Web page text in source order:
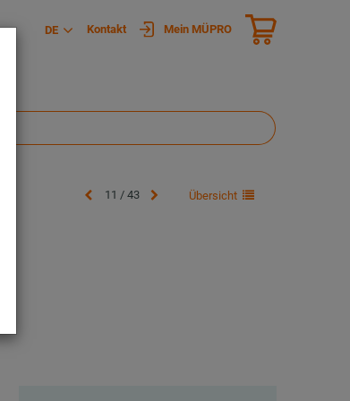
DE Kontakt Mein MÜPRO
11 / 43 Übersicht